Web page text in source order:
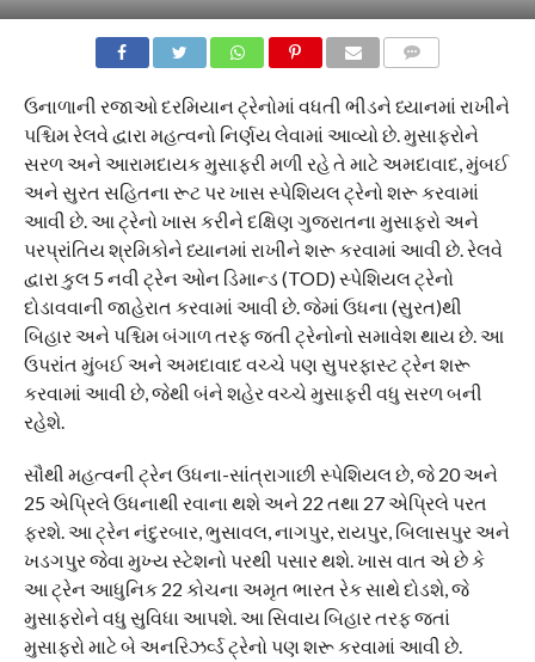
ઉનાળાની રજાઓ દરમિયાન ટ્રેનોમાં વધતી ભીડને ધ્યાનમાં રાખીને
પશ્ચિમ રેલવે દ્વારા મહત્વનો નિર્ણય લેવામાં આવ્યો છે. મુસાફરોને
સરળ અને આરામદાયક મુસાફરી મળી રહે તે માટે અમદાવાદ, મુંબઈ
અને સુરત સહિતના રૂટ પર ખાસ સ્પેશિયલ ટ્રેનો શરૂ કરવામાં
આવી છે. આ ટ્રેનો ખાસ કરીને દક્ષિણ ગુજરાતના મુસાફરો અને
પરપ્રાંતિય શ્રમિકોને ધ્યાનમાં રાખીને શરૂ કરવામાં આવી છે. રેલવે
દ્વારા કુલ 5 નવી ટ્રેન ઓન ડિમાન્ડ (TOD) સ્પેશિયલ ટ્રેનો
દોડાવવાની જાહેરાત કરવામાં આવી છે. જેમાં ઉધના (સુરત)થી
બિહાર અને પશ્ચિમ બંગાળ તરફ જતી ટ્રેનોનો સમાવેશ થાય છે. આ
ઉપરાંત મુંબઈ અને અમદાવાદ વચ્ચે પણ સુપરફાસ્ટ ટ્રેન શરૂ
કરવામાં આવી છે, જેથી બંને શહેર વચ્ચે મુસાફરી વધુ સરળ બની
રહેશે.
સૌથી મહત્વની ટ્રેન ઉધના-સાંત્રાગાછી સ્પેશિયલ છે, જે 20 અને
25 એપ્રિલે ઉધનાથી રવાના થશે અને 22 તથા 27 એપ્રિલે પરત
ફરશે. આ ટ્રેન નંદુરબાર, ભુસાવલ, નાગપુર, રાયપુર, બિલાસપુર અને
ખડગપુર જેવા મુખ્ય સ્ટેશનો પરથી પસાર થશે. ખાસ વાત એ છે કે
આ ટ્રેન આધુનિક 22 કોચના અમૃત ભારત રેક સાથે દોડશે, જે
મુસાફરોને વધુ સુવિધા આપશે. આ સિવાય બિહાર તરફ જતાં
મુસાફરો માટે બે અનરિઝર્વ્ડ ટ્રેનો પણ શરૂ કરવામાં આવી છે.